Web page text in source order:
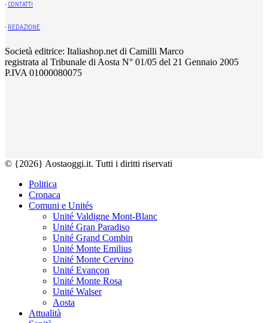
- CONTATTI
- REDAZIONE
Società editrice: Italiashop.net di Camilli Marco
registrata al Tribunale di Aosta N° 01/05 del 21 Gennaio 2005
P.IVA 01000080075
© {2026} Aostaoggi.it. Tutti i diritti riservati
Politica
Cronaca
Comuni e Unités
Unité Valdigne Mont-Blanc
Unité Gran Paradiso
Unité Grand Combin
Unité Monte Emilius
Unité Monte Cervino
Unité Evançon
Unité Monte Rosa
Unité Walser
Aosta
Attualità